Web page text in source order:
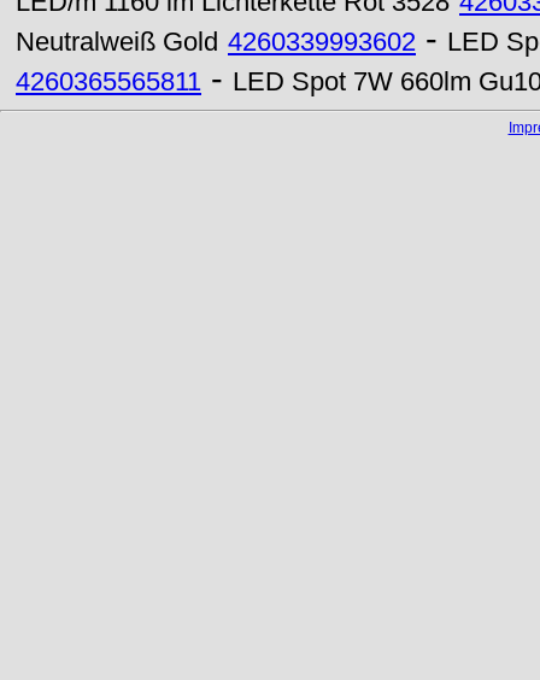
Neutralweiß Gold 4260339993602 - LED
4260365565811 - LED Spot 7W 660lm